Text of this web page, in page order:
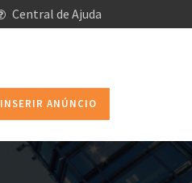
Central de Ajuda
INSERIR ANÚNCIO